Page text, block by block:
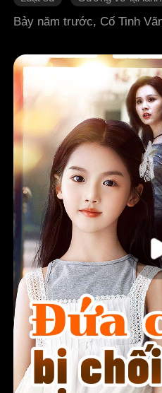
Báo thù
Ngôn tình hiện đại